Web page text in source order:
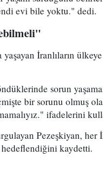
evi bile yoktu." dedi.
İranlıların
sorun
bir sorunu olmuş
ifadelerini
Pezeşkiyan, her
hedeflendiğini kaydetti.